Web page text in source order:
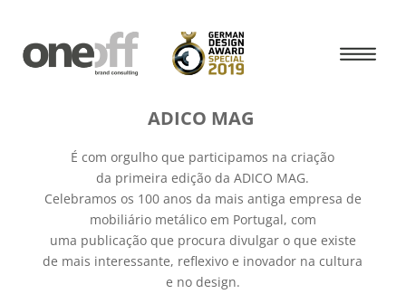
ADICO MAG
É com orgulho que participamos na criação
da primeira edição da ADICO MAG.
Celebramos os 100 anos da mais antiga empresa de
mobiliário metálico em Portugal, com
uma publicação que procura divulgar o que existe
de mais interessante, reflexivo e inovador na cultura
e no design.